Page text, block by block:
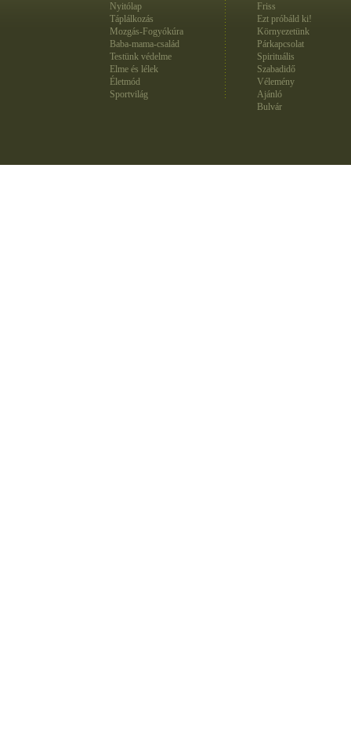
Nyitólap
Táplálkozás
Mozgás-Fogyókúra
Baba-mama-család
Testünk védelme
Elme és lélek
Életmód
Sportvilág
Friss
Ezt próbáld ki!
Környezetünk
Párkapcsolat
Spirituális
Szabadidő
Vélemény
Ajánló
Bulvár